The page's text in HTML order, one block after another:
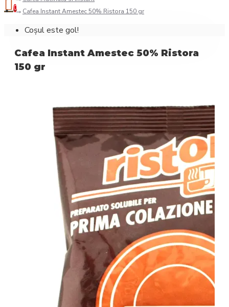
0
Coșul este gol!
Cafea Instant Amestec 50% Ristora 150 gr
Cafea Instant Amestec 50% Ristora
150 gr